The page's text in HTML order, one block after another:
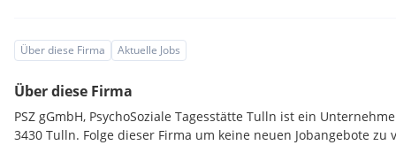
Über diese Firma Aktuelle Jobs
Über diese Firma
PSZ gGmbH, PsychoSoziale Tagesstätte Tulln ist ein
3430 Tulln. Folge dieser Firma um keine neuen Jobangebote zu